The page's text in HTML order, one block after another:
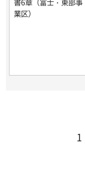
書6章（富士・東部事
業区）
1